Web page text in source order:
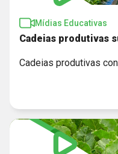
Mídias Educativas
Cadeias produtivas
Cadeias produtivas